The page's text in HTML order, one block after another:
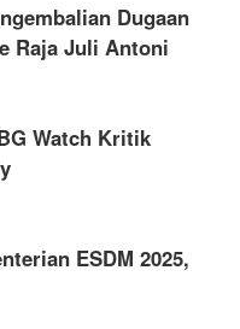
Dugaan
Raja Juli Antoni
Watch Kritik
ESDM 2025,